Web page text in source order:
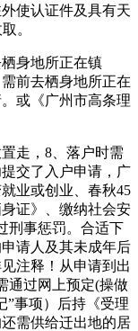
使认证件及具有天
。
身地所正在镇
前去栖身地所正在
或《广州市高条理
走，8、落户时需
交了入户申请，广
业或创业、春秋45
证》、缴纳社会安
刑事惩罚。合适下
请人及其未成年后
注释！从申请到出
通过网上预定(操做
”事项）后持《受理
需供给迁出地的居